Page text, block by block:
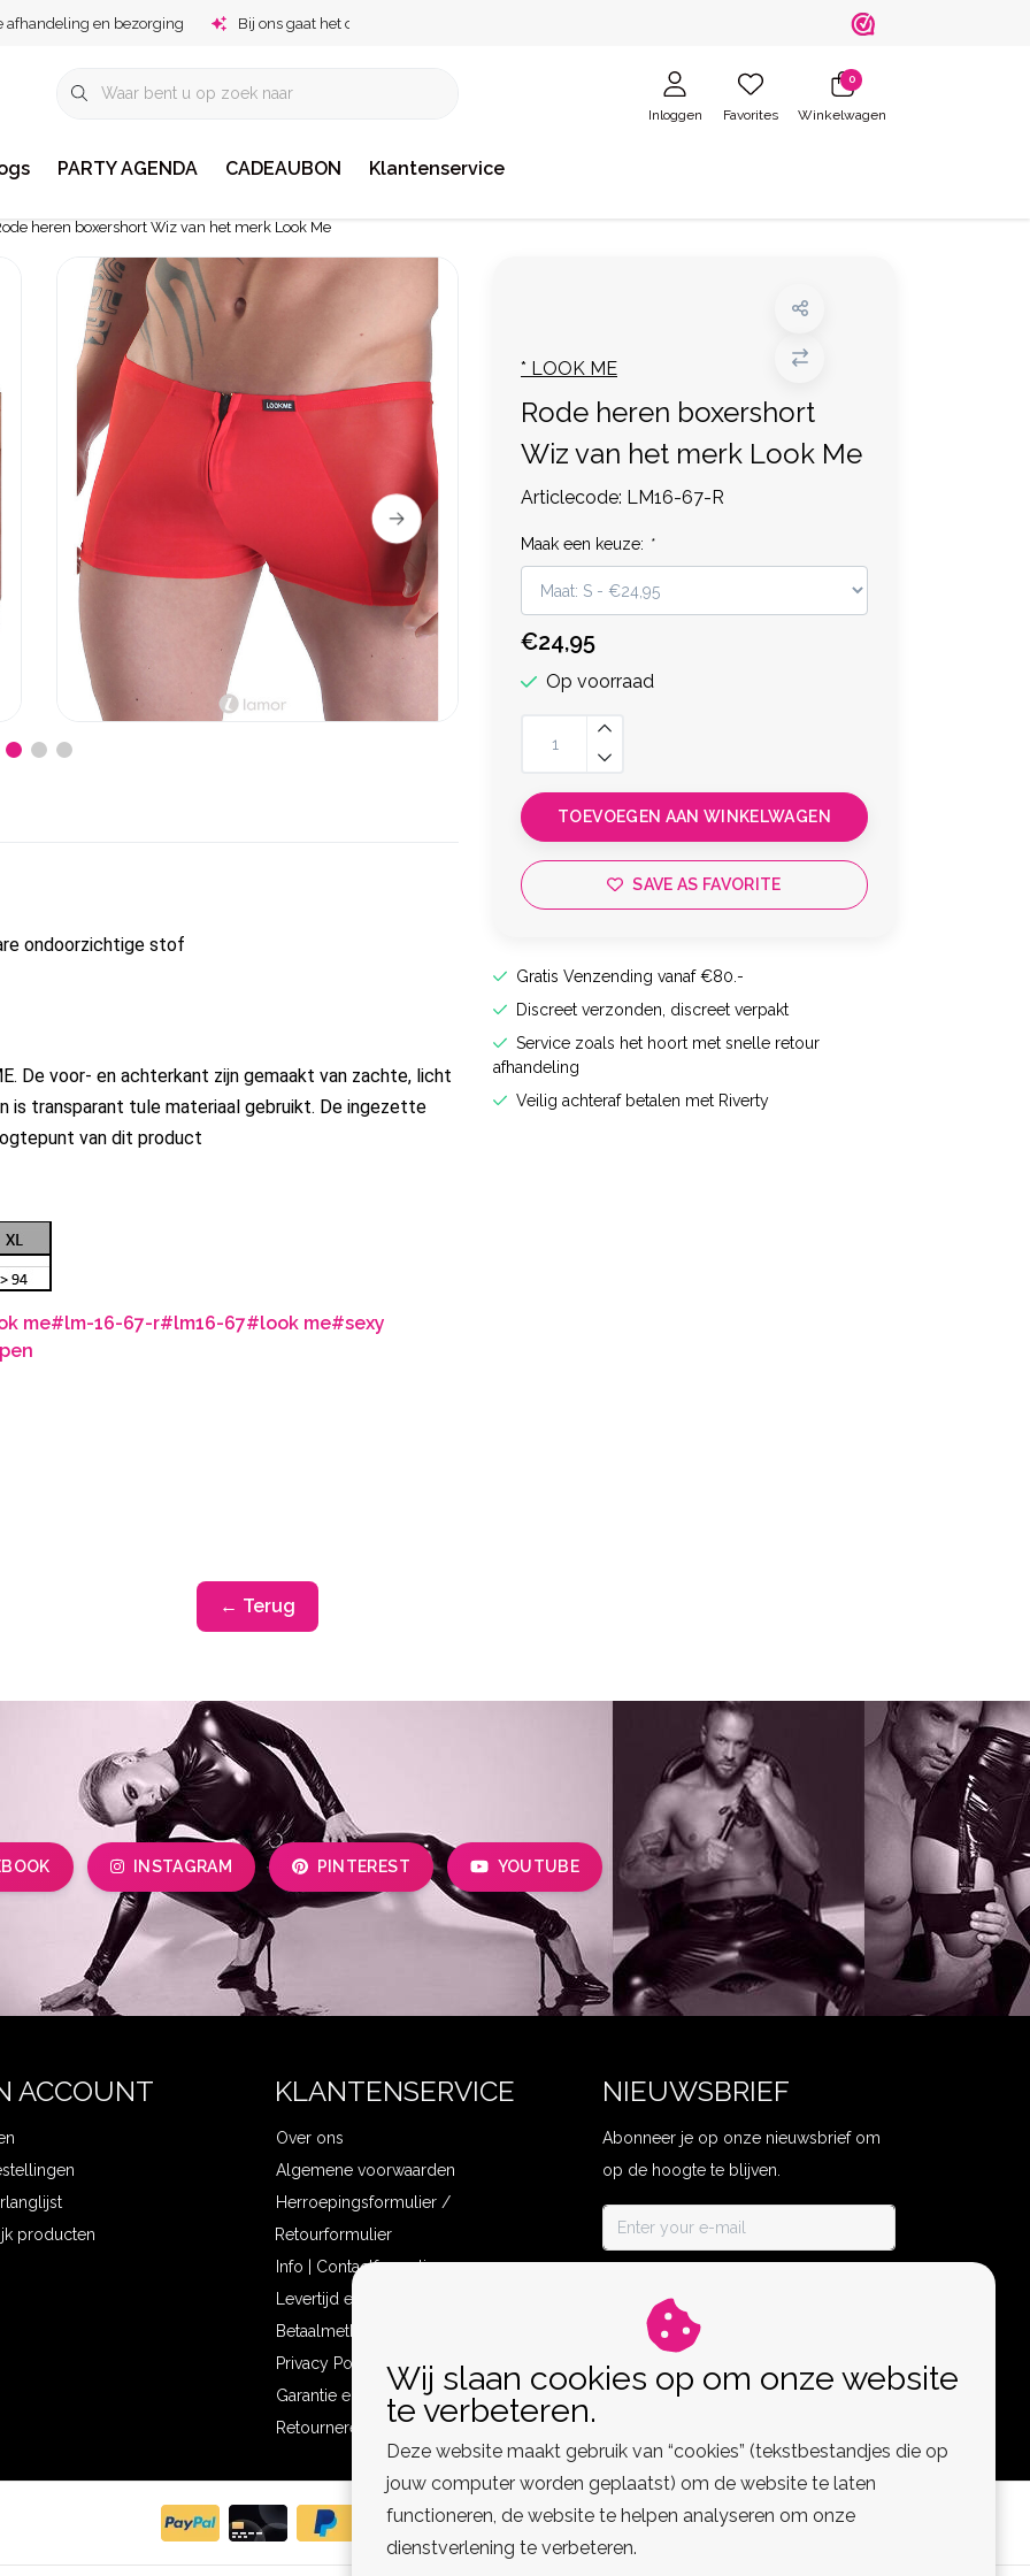
afhandeling en bezorging Bij ons gaat het om jou!
Inloggen Favorites
0
Winkelwagen
PARTY AGENDA CADEAUBON Klantenservice
heren boxershort Wiz van het merk Look Me
* LOOK ME
Rode heren boxershort
Wiz van het merk Look Me
Articlecode: LM16-67-R
Maak een keuze: *
€24,95
Op voorraad
TOEVOEGEN AAN WINKELWAGEN
SAVE AS FAVORITE
Gratis Venzending vanaf €80.-
Discreet verzonden, discreet verpakt
Service zoals het hoort met snelle retour
afhandeling
Veilig achteraf betalen met Riverty
ondoorzichtige stof
De voor- en achterkant zijn gemaakt van zachte, licht
is transparant tule materiaal gebruikt. De ingezette
van dit product
me#lm-16-67-r#lm16-67#look me#sexy
← Terug
INSTAGRAM PINTEREST YOUTUBE
ACCOUNT
producten
KLANTENSERVICE
Over ons
Algemene voorwaarden
Herroepingsformulier /
Retourformulier
Info | Contactformulier
Levertijd en verzendkosten
Betaalmethoden
Privacy Policy
Garantie en klachten
Retourneren
NIEUWSBRIEF
Abonneer je op onze nieuwsbrief om
op de hoogte te blijven.
Wij slaan cookies op om onze website
te verbeteren.
Deze website maakt gebruik van “cookies” (tekstbestandjes die op
jouw computer worden geplaatst) om de website te laten
functioneren, de website te helpen analyseren om onze
dienstverlening te verbeteren.